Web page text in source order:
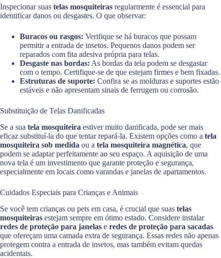
Inspecionar suas telas mosquiteiras regularmente é essencial para
identificar danos ou desgastes. O que observar:
Buracos ou rasgos: Verifique se há buracos que possam
permitir a entrada de insetos. Pequenos danos podem ser
reparados com fita adesiva própria para telas.
Desgaste nas bordas: As bordas da tela podem se desgastar
com o tempo. Certifique-se de que estejam firmes e bem fixadas.
Estruturas de suporte: Confira se as molduras e suportes estão
estáveis e não apresentam sinais de ferrugem ou corrosão.
Substituição de Telas Danificadas
Se a sua tela mosquiteira estiver muito danificada, pode ser mais
eficaz substituí-la do que tentar repará-la. Existem opções como a tela
mosquiteira sob medida ou a tela mosquiteira magnética, que
podem se adaptar perfeitamente ao seu espaço. A aquisição de uma
nova tela é um investimento que garante proteção e segurança,
especialmente em locais como varandas e janelas de apartamentos.
Cuidados Especiais para Crianças e Animais
Se você tem crianças ou pets em casa, é crucial que suas telas
mosquiteiras estejam sempre em ótimo estado. Considere instalar
redes de proteção para janelas e redes de proteção para sacadas
que ofereçam uma camada extra de segurança. Essas redes não apenas
protegem contra a entrada de insetos, mas também evitam quedas
acidentais.